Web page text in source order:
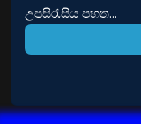
උපසිරැසිය පහත...